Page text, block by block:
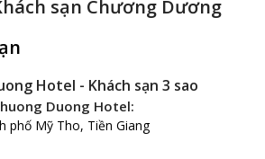
sạn Chương Dương
Hotel - Khách sạn 3 sao
Duong Hotel:
phố Mỹ Tho, Tiền Giang